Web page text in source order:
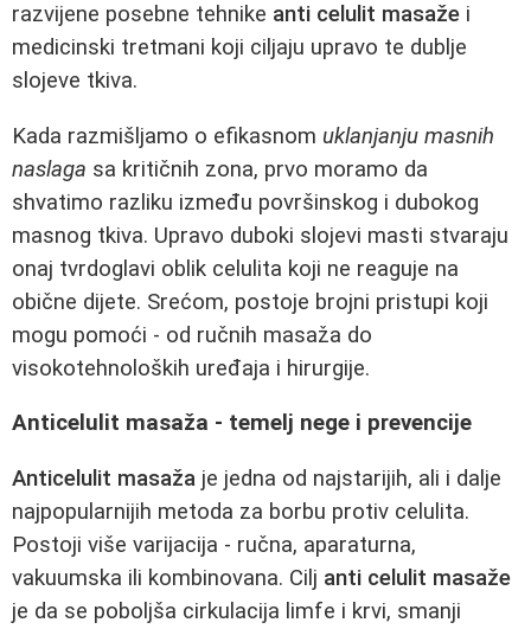
razvijene posebne tehnike anti celulit masaže i
medicinski tretmani koji ciljaju upravo te dublje
slojeve tkiva.
Kada razmišljamo o efikasnom uklanjanju masnih
naslaga sa kritičnih zona, prvo moramo da
shvatimo razliku između površinskog i dubokog
masnog tkiva. Upravo duboki slojevi masti stvaraju
onaj tvrdoglavi oblik celulita koji ne reaguje na
obične dijete. Srećom, postoje brojni pristupi koji
mogu pomoći - od ručnih masaža do
visokotehnoloških uređaja i hirurgije.
Anticelulit masaža - temelj nege i prevencije
Anticelulit masaža je jedna od najstarijih, ali i dalje
najpopularnijih metoda za borbu protiv celulita.
Postoji više varijacija - ručna, aparaturna,
vakuumska ili kombinovana. Cilj anti celulit masaže
je da se poboljša cirkulacija limfe i krvi, smanji